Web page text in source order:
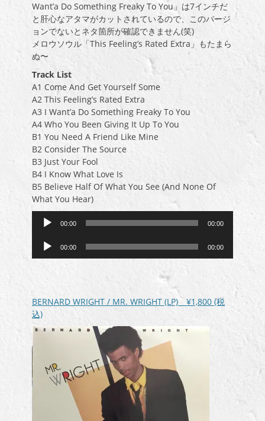
Want’a Do Something Freaky To You」は7インチだ
と肝心なアタマがカットされているので、このバージ
ョンでないとネタ箇所が確認できません(笑)
メロウソウル「This Feeling’s Rated Extra」もたまら
ぬ〜
Track List
A1 Come And Get Yourself Some
A2 This Feeling’s Rated Extra
A3 I Want’a Do Something Freaky To You
A4 Who You Been Giving It Up To You
B1 You Need A Friend Like Mine
B2 Consider The Source
B3 Just Your Fool
B4 I Know What Love Is
B5 Believe Half Of What You See (And None Of
What You Hear)
00:00 00:00
ヤ
ー
00:00 00:00
BERNARD WRIGHT / MR. WRIGHT (LP) ¥1,800 (税
込)